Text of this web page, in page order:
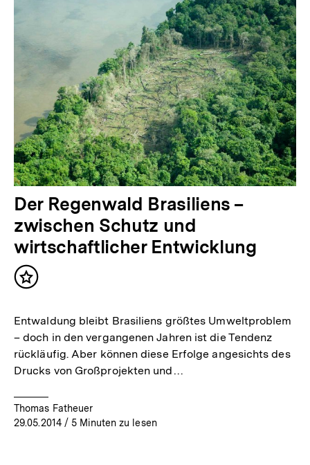
Der Regenwald Brasiliens –
zwischen Schutz und
wirtschaftlicher Entwicklung
Inhalt
Entwaldung bleibt Brasiliens größtes Umweltproblem
– doch in den vergangenen Jahren ist die Tendenz
rückläufig. Aber können diese Erfolge angesichts des
Drucks von Großprojekten und…
Thomas Fatheuer
29.05.2014/ 5 Minuten zu lesen